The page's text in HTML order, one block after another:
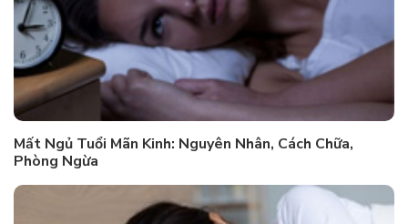
Mất Ngủ Tuổi Mãn Kinh: Nguyên Nhân, Cách Chữa,
Phòng Ngừa